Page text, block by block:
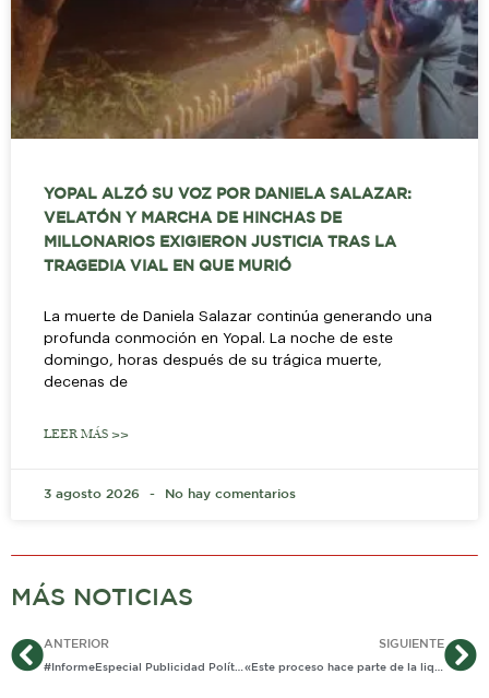
YOPAL ALZÓ SU VOZ POR DANIELA SALAZAR:
VELATÓN Y MARCHA DE HINCHAS DE
MILLONARIOS EXIGIERON JUSTICIA TRAS LA
TRAGEDIA VIAL EN QUE MURIÓ
La muerte de Daniela Salazar continúa generando una
profunda conmoción en Yopal. La noche de este
domingo, horas después de su trágica muerte,
decenas de
LEER MÁS >>
3 agosto 2026 No hay comentarios
MÁS NOTICIAS
AntANTERIOR
#InformeEspecial Publicidad Política …¿Plagiada?
SIGUIENTE
«Este proceso hace parte de la liquidación de tercerizaciones»